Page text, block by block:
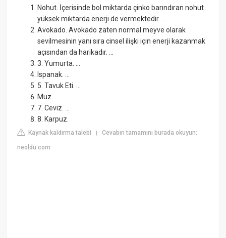
Nohut. İçerisinde bol miktarda çinko barındıran nohut
yüksek miktarda enerji de vermektedir. ...
Avokado. Avokado zaten normal meyve olarak
sevilmesinin yanı sıra cinsel ilişki için enerji kazanmak
açısından da harikadır. ...
3. Yumurta. ...
Ispanak. ...
5. Tavuk Eti. ...
Muz. ...
7. Ceviz. ...
8. Karpuz.
Kaynak kaldırma talebi |Cevabın tamamını burada okuyun:
neoldu.com